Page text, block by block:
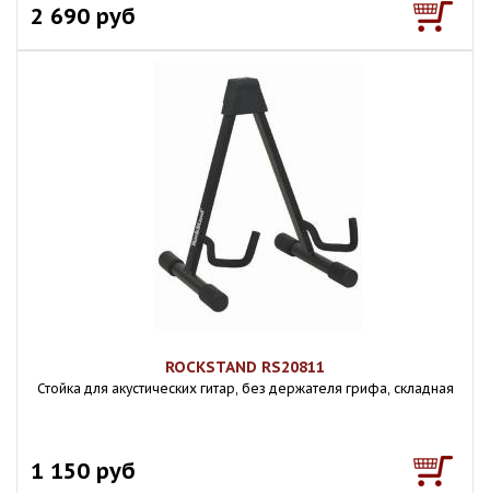
2 690 руб
ROCKSTAND RS20811
Стойка для акустических гитар, без держателя грифа, складная
1 150 руб